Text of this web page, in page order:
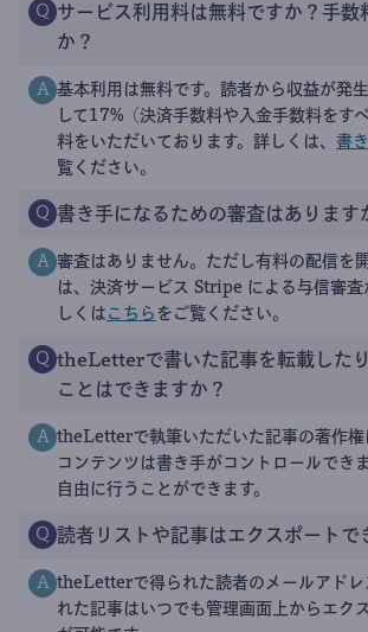
Q サービス利用料は無料ですか？手数
か？
A 基本利用は無料です。読者から収益が発
して17%（決済手数料や入金手数料をす
料をいただいております。詳しくは、 書
覧ください。
Q 書き手になるための審査はあります
A 審査はありません。ただし有料の配信を
は、決済サービス Stripe による与信審査
しくは こちら をご覧ください。
Q theLetterで書いた記事を転載した
ことはできますか？
A theLetterで執筆いただいた記事の著作権
コンテンツは書き手がコントロールでき
自由に行うことができます。
Q 読者リストや記事はエクスポートで
A theLetterで得られた読者のメールアドレ
れた記事はいつでも管理画面上からエク